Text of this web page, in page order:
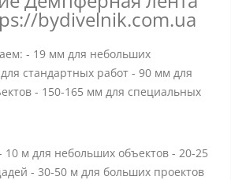
bydivelnik.com.ua
- 19 мм для небольших
стандартных работ - 90 мм для
- 150-165 мм для специальных
10 м для небольших объектов - 20-25
- 30-50 м для больших проектов